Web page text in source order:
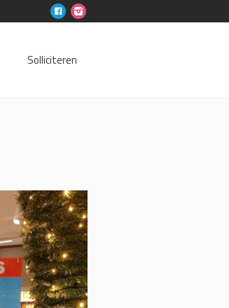
Solliciteren